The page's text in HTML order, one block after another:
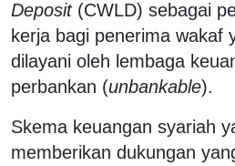
Deposit(CWLD) sebagai
kerja bagi penerima wakaf
dilayani oleh lembaga
perbankan (unbankable).
Skema keuangan syariah
memberikan dukungan